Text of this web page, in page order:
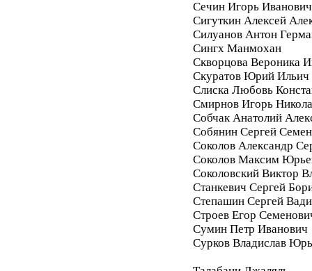
Сечин Игорь Иванович
Сигуткин Алексей
Силуанов Антон
Сингх Манмохан
Скворцова Вероника
Скуратов Юрий Ильич
Слиска Любовь
Смирнов Игорь
Собчак Анатолий
Собянин Сергей
Соколов Александр
Соколов Максим
Соколовский Виктор
Станкевич Сергей
Степашин Сергей
Строев Егор
Сумин Петр Иванович
Сурков Владислав